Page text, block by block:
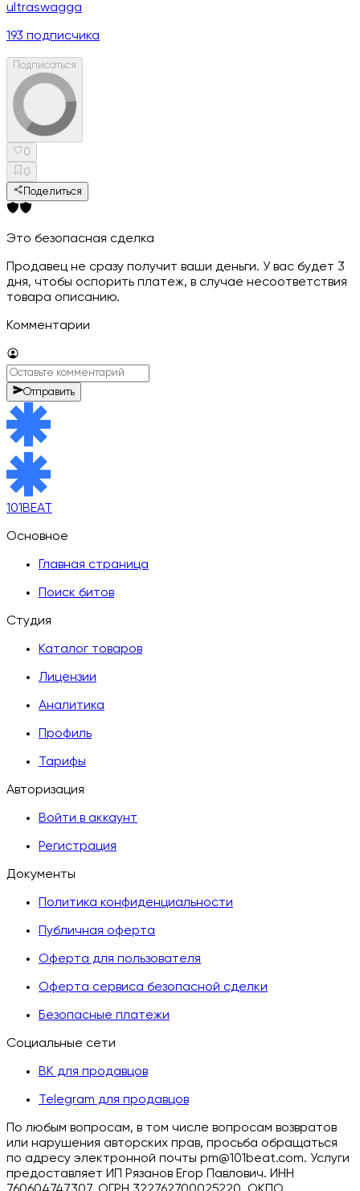
ultraswagga
193 подписчика
Подписаться
0
0
Поделиться
Это безопасная сделка
Продавец не сразу получит ваши деньги. У вас будет 3
дня, чтобы оспорить платеж, в случае несоответствия
товара описанию.
Комментарии
Отправить
101BEAT
Основное
Главная страница
Поиск битов
Студия
Каталог товаров
Лицензии
Аналитика
Профиль
Тарифы
Авторизация
Войти в аккаунт
Регистрация
Документы
Политика конфиденциальности
Публичная оферта
Оферта для пользователя
Оферта сервиса безопасной сделки
Безопасные платежи
Социальные сети
ВК для продавцов
Telegram для продавцов
По любым вопросам, в том числе вопросам возвратов
или нарушения авторских прав, просьба обращаться
по адресу электронной почты pm@101beat.com. Услуги
предоставляет ИП Рязанов Егор Павлович. ИНН